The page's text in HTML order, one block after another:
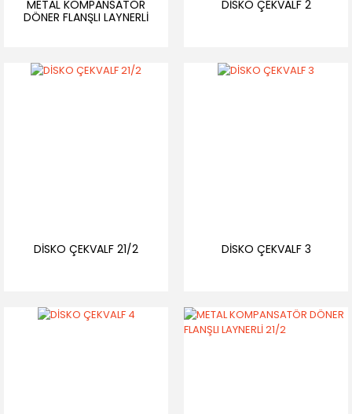
METAL KOMPANSATÖR
DÖNER FLANŞLI LAYNERLİ
DİSKO ÇEKVALF 2
DİSKO ÇEKVALF 21/2 DİSKO ÇEKVALF 3